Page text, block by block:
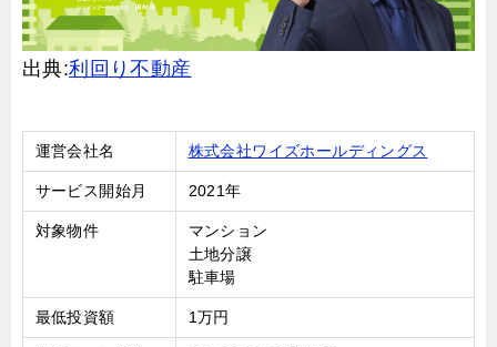
出典:利回り不動産
運営会社名 株式会社ワイズホールディングス
サービス開始月 2021年
対象物件
マンション
土地分譲
駐車場
最低投資額 1万円